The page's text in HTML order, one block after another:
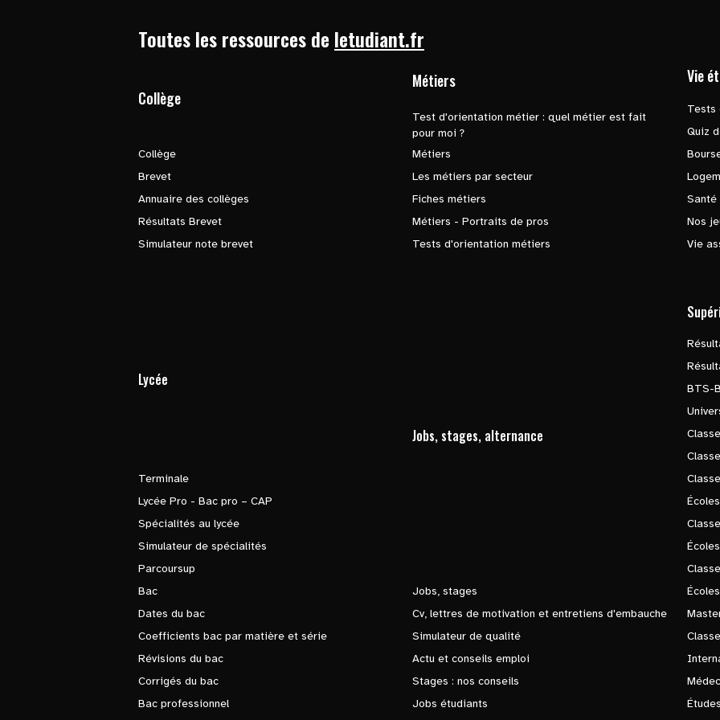
Toutes les ressources de letudiant.fr
Collège
Collège
Brevet
Annuaire des collèges
Résultats Brevet
Simulateur note brevet
Métiers
Test d'orientation métier : quel métier est fait
pour moi ?
Métiers
Les métiers par secteur
Fiches métiers
Métiers - Portraits de pros
Tests d'orientation métiers
Vie
Tests
Quiz
Santé
Nos
Vie
Lycée
Terminale
Lycée Pro - Bac pro – CAP
Spécialités au lycée
Simulateur de spécialités
Parcoursup
Bac
Dates du bac
Coefficients bac par matière et série
Révisions du bac
Corrigés du bac
Bac professionnel
Jobs, stages, alternance
Jobs, stages
Cv, lettres de motivation et entretiens d'embauche
Simulateur de qualité
Actu et conseils emploi
Stages : nos conseils
Jobs étudiants
BTS-